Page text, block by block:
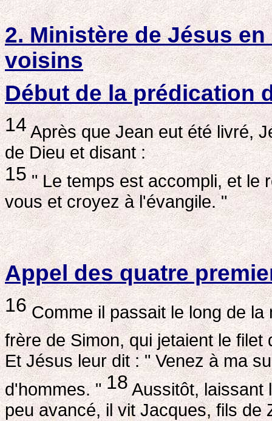
2. Ministère de Jésus
voisins
Début de la prédication
14Après que Jean eut été livré,
de Dieu et disant :
15" Le temps est accompli, et le
vous et croyez à l'évangile. "
Appel des quatre
16Comme il passait le long de la
frère de Simon, qui jetaient le
Et Jésus leur dit : " Venez à ma
d'hommes. "18Aussitôt, laissant
peu avancé, il vit Jacques, fils de